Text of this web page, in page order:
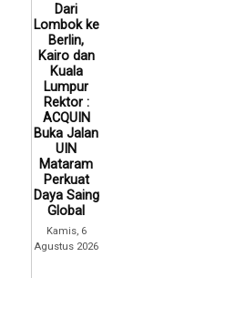
Dari
Lombok ke
Berlin,
Kairo dan
Kuala
Lumpur
Rektor :
ACQUIN
Buka Jalan
UIN
Mataram
Perkuat
Daya Saing
Global
Kamis, 6
Agustus 2026